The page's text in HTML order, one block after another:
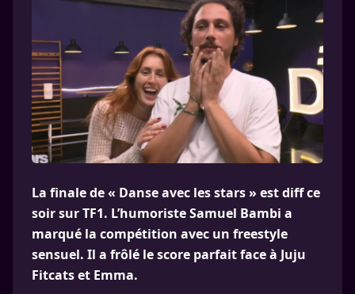
La finale de « Danse avec les stars » est diff ce
soir sur TF1. L’humoriste Samuel Bambi a
marqué la compétition avec un freestyle
sensuel. Il a frôlé le score parfait face à Juju
Fitcats et Emma.